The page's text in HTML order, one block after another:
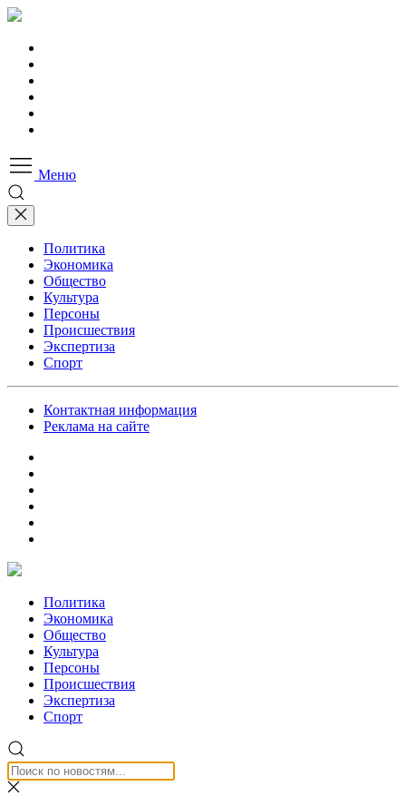
Меню
Политика
Экономика
Общество
Культура
Персоны
Происшествия
Экспертиза
Спорт
Контактная информация
Реклама на сайте
Политика
Экономика
Общество
Культура
Персоны
Происшествия
Экспертиза
Спорт